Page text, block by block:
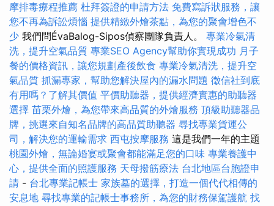
摩排毒療程推薦 杜拜簽證的申請方法 免費寫訴狀服務，讓
您不再為訴訟煩惱 提供精緻外燴茶點，為您的聚會增色不
少 我們問ÉvaBalog-Sipos偵察團隊負責人。 專業冷氣清
洗，提升空氣品質 專業SEO Agency幫助你實現成功 月子
餐的價格資訊，讓您規劃產後飲食 專業冷氣清洗，提升空
氣品質 抓漏專家，幫助您解決屋內的漏水問題 徵信社到底
有用嗎？了解其價值 平價助聽器，提供經濟實惠的助聽器
選擇 苗栗外燴，為您帶來高品質的外燴服務 頂級助聽器品
牌，挑選來自知名品牌的高品質助聽器 尋找專業貨運公
司，解決您的運輸需求 西屯按摩服務 這是我們一年的主題
桃園外燴，無論婚宴或聚會都能滿足您的口味 專業養護中
心，提供全面的照護服務 天母撥筋療法 台北地區台胞證申
請 - 台北專業記帳士 家族墓的選擇，打造一個代代相傳的
安息地 尋找專業的記帳士事務所，為您的財務保駕護航 找